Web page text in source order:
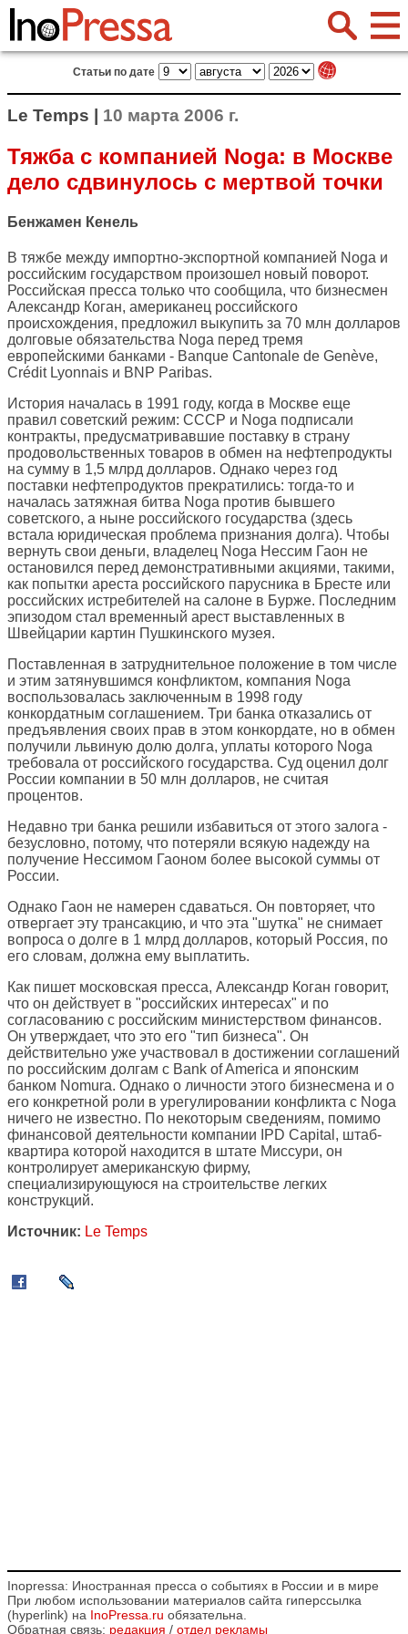
Статьи по дате
Le Temps | 10 марта 2006 г.
Тяжба с компанией Noga: в Москве
дело сдвинулось с мертвой точки
Бенжамен Кенель
В тяжбе между импортно-экспортной компанией Noga и
российским государством произошел новый поворот.
Российская пресса только что сообщила, что бизнесмен
Александр Коган, американец российского
происхождения, предложил выкупить за 70 млн долларов
долговые обязательства Noga перед тремя
европейскими банками - Banque Cantonale de Genève,
Crédit Lyonnais и BNP Paribas.
История началась в 1991 году, когда в Москве еще
правил советский режим: СССР и Noga подписали
контракты, предусматривавшие поставку в страну
продовольственных товаров в обмен на нефтепродукты
на сумму в 1,5 млрд долларов. Однако через год
поставки нефтепродуктов прекратились: тогда-то и
началась затяжная битва Noga против бывшего
советского, а ныне российского государства (здесь
встала юридическая проблема признания долга). Чтобы
вернуть свои деньги, владелец Noga Нессим Гаон не
остановился перед демонстративными акциями, такими,
как попытки ареста российского парусника в Бресте или
российских истребителей на салоне в Бурже. Последним
эпизодом стал временный арест выставленных в
Швейцарии картин Пушкинского музея.
Поставленная в затруднительное положение в том числе
и этим затянувшимся конфликтом, компания Noga
воспользовалась заключенным в 1998 году
конкордатным соглашением. Три банка отказались от
предъявления своих прав в этом конкордате, но в обмен
получили львиную долю долга, уплаты которого Noga
требовала от российского государства. Суд оценил долг
России компании в 50 млн долларов, не считая
процентов.
Недавно три банка решили избавиться от этого залога -
безусловно, потому, что потеряли всякую надежду на
получение Нессимом Гаоном более высокой суммы от
России.
Однако Гаон не намерен сдаваться. Он повторяет, что
отвергает эту трансакцию, и что эта "шутка" не снимает
вопроса о долге в 1 млрд долларов, который Россия, по
его словам, должна ему выплатить.
Как пишет московская пресса, Александр Коган говорит,
что он действует в "российских интересах" и по
согласованию с российским министерством финансов.
Он утверждает, что это его "тип бизнеса". Он
действительно уже участвовал в достижении соглашений
по российским долгам с Bank of America и японским
банком Nomura. Однако о личности этого бизнесмена и о
его конкретной роли в урегулировании конфликта с Noga
ничего не известно. По некоторым сведениям, помимо
финансовой деятельности компании IPD Capital, штаб-
квартира которой находится в штате Миссури, он
контролирует американскую фирму,
специализирующуюся на строительстве легких
конструкций.
Источник: Le Temps
Inopressa: Иностранная пресса о событиях в России и в мире
При любом использовании материалов сайта гиперссылка
(hyperlink) на InoPressa.ru обязательна.
Обратная связь: редакция / отдел рекламы